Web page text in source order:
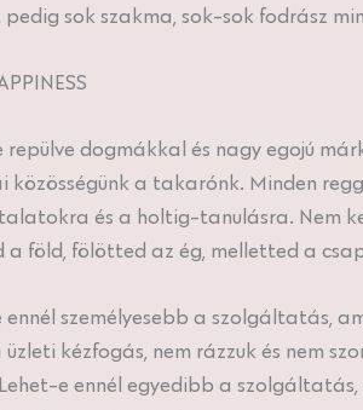
sok szakma, sok-sok fodrász
repülve dogmákkal és nagy egojú
közösségünk a takarónk. Minden
és a holtig-tanulásra. Nem
föld, fölötted az ég, melletted a
ennél személyesebb a szolgáltatás,
kézfogás, nem rázzuk és nem
e ennél egyedibb a